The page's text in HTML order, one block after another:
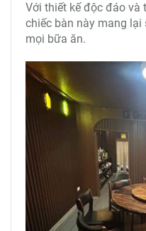
Với thiết kế độc đáo và
chiếc bàn này mang
mọi bữa ăn.